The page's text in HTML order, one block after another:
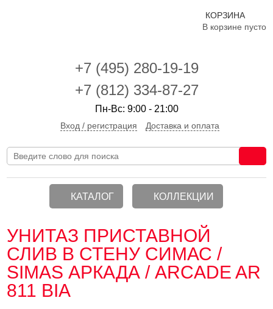
+7 (495) 280-19-19
+7 (812) 334-87-27
Пн-Вс: 9:00 - 21:00
Вход / регистрация Доставка и оплата
КОРЗИНА
В корзине пусто
КАТАЛОГ КОЛЛЕКЦИИ
УНИТАЗ ПРИСТАВНОЙ
СЛИВ В СТЕНУ СИМАС /
SIMAS АРКАДА / ARCADE AR
811 BIA